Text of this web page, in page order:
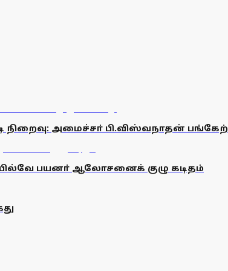
நிறைவு: அமைச்சா் பி.விஸ்வநாதன்
ரயில்வே பயனா் ஆலோசனைக் குழு கடிதம்